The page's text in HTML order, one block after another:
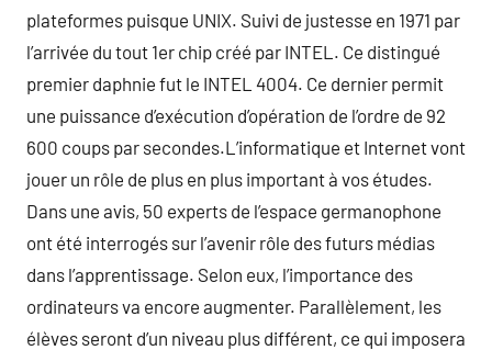
plateformes puisque UNIX. Suivi de justesse en 1971 par
l’arrivée du tout 1er chip créé par INTEL. Ce distingué
premier daphnie fut le INTEL 4004. Ce dernier permit
une puissance d’exécution d’opération de l’ordre de 92
600 coups par secondes.L’informatique et Internet vont
jouer un rôle de plus en plus important à vos études.
Dans une avis, 50 experts de l’espace germanophone
ont été interrogés sur l’avenir rôle des futurs médias
dans l’apprentissage. Selon eux, l’importance des
ordinateurs va encore augmenter. Parallèlement, les
élèves seront d’un niveau plus différent, ce qui imposera